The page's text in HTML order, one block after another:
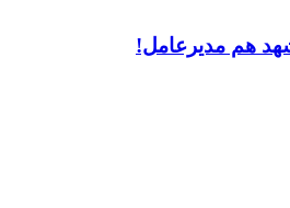
هم مدیرعامل!